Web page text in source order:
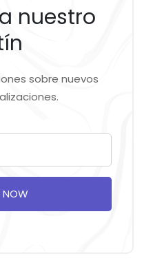
nuestro
sobre nuevos
NOW